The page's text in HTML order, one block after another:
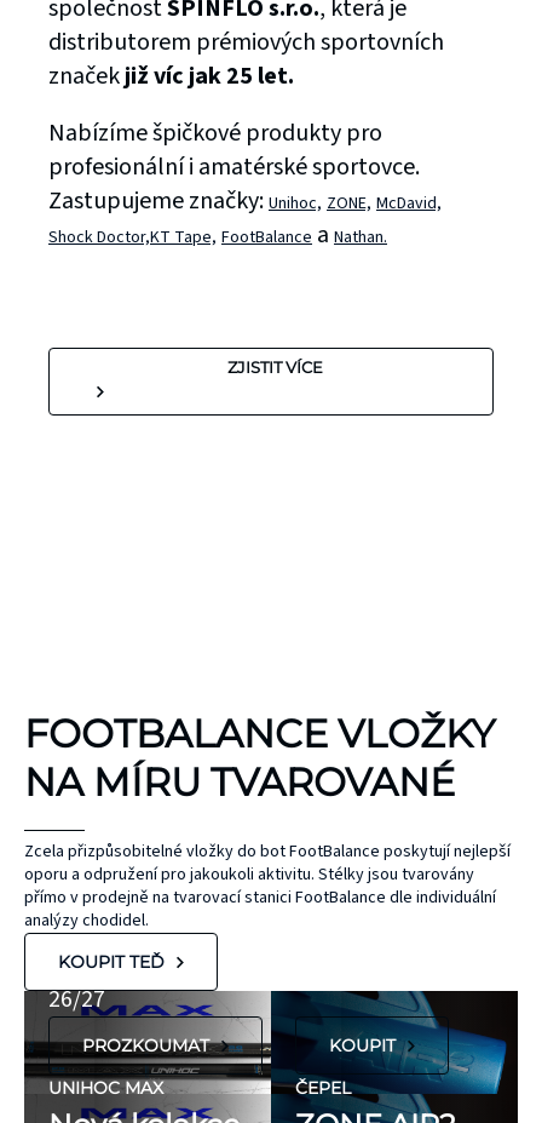
společnostSPINFLO s.r.o., která je
distributorem prémiových sportovních
značekjiž víc jak 25 let.
Nabízíme špičkové produkty pro
profesionální i amatérské sportovce.
Zastupujeme značky: Unihoc, ZONE, McDavid,
Shock Doctor,KT Tape, FootBalance a Nathan.
ZJISTIT VÍCE
FOOTBALANCE VLOŽKY
NA MÍRU TVAROVANÉ
Zcela přizpůsobitelné vložky do bot FootBalance poskytují nejlepší
oporu a odpružení pro jakoukoli aktivitu. Stélky jsou tvarovány
přímo v prodejně na tvarovací stanici FootBalance dle individuální
analýzy chodidel.
KOUPIT TEĎ
UNIHOC
MAX
Nová kolekce
26/27
PROZKOUMAT
UNIHOC MAX
ČEPEL
ZONE
KOUPIT
ČEPEL
KINEZIOLOGICKÉ
TEJPY
KT TAPE
bez latexu a
přírodního
hypoalergenní,
neobsahují latex
ani přírodní
kaučuk. Obsahují